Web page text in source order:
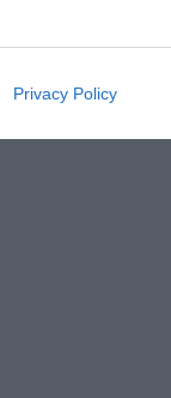
Privacy Policy